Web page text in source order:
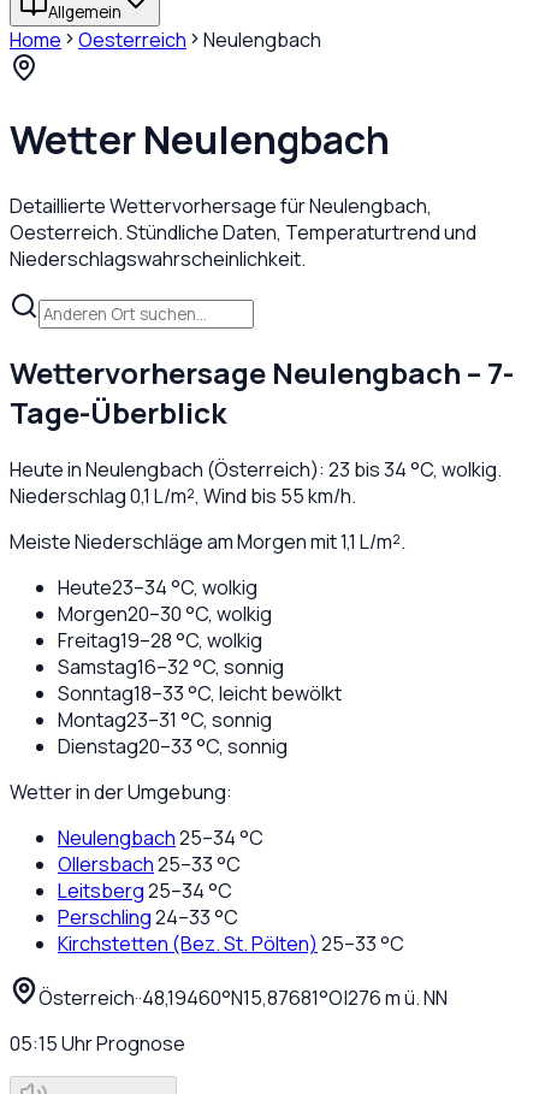
Allgemein
Home Oesterreich Neulengbach
WetterNeulengbach
Detaillierte Wettervorhersage fürNeulengbach,
Oesterreich. Stündliche Daten, Temperaturtrend und
Niederschlagswahrscheinlichkeit.
Wettervorhersage Neulengbach – 7-
Tage-Überblick
Heute inNeulengbach (Österreich): 23 bis34°C, wolkig.
Niederschlag0,1 L/m², Wind bis 55km/h.
Meiste Niederschläge am Morgen mit 1,1 L/m².
Heute23–34°C, wolkig
Morgen20–30°C, wolkig
Freitag19–28°C, wolkig
Samstag16–32°C, sonnig
Sonntag18–33°C, leicht bewölkt
Montag23–31 °C, sonnig
Dienstag20–33°C, sonnig
Wetter in der Umgebung:
Neulengbach25–34°C
Ollersbach25–33°C
Leitsberg25–34°C
Perschling24–33°C
Kirchstetten (Bez. St. Pölten) 25–33°C
Österreich··48,19460°N15,87681°O|276m ü. NN
05:15UhrPrognose